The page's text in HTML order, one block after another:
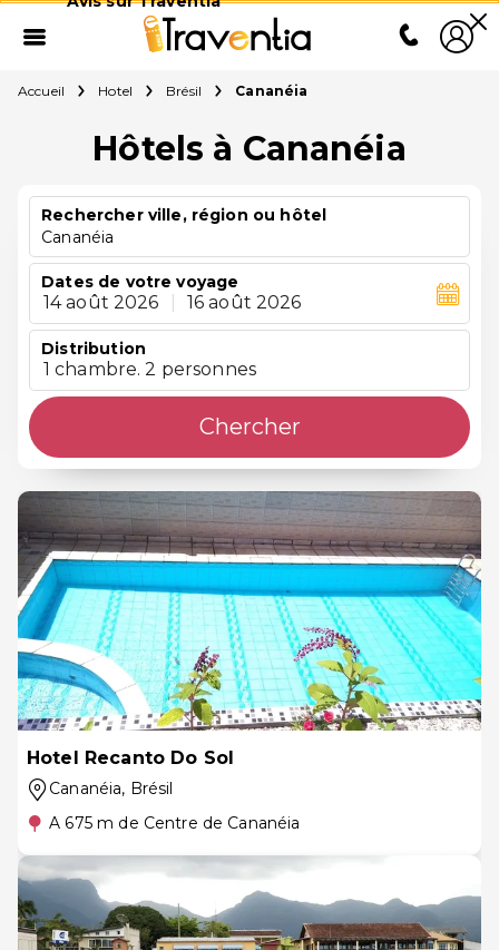
Accueil Hotel Brésil Cananéia
Hôtels à Cananéia
Rechercher ville, région ou hôtel
Cananéia
Dates de votre voyage
14 août 2026 16 août 2026
Distribution
1 chambre. 2 personnes
Chercher
Hotel Recanto Do Sol
Cananéia, Brésil
A 675 m de Centre de Cananéia